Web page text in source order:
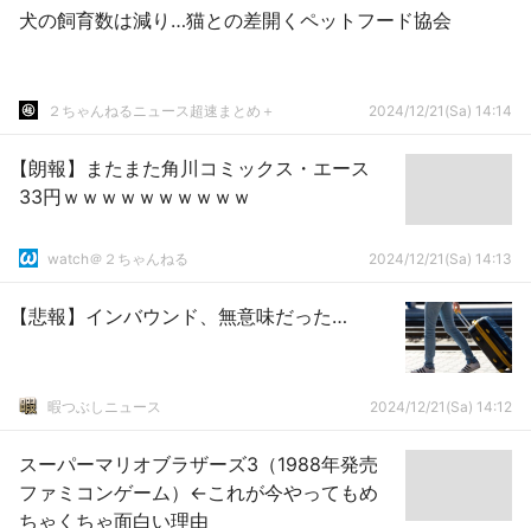
犬の飼育数は減り…猫との差開くペットフード協会
２ちゃんねるニュース超速まとめ＋ 2024/12/21(Sa) 14:14
【朗報】またまた角川コミックス・エース
33円ｗｗｗｗｗｗｗｗｗｗ
watch＠２ちゃんねる 2024/12/21(Sa) 14:13
【悲報】インバウンド、無意味だった…
暇つぶしニュース 2024/12/21(Sa) 14:12
スーパーマリオブラザーズ3（1988年発売
ファミコンゲーム）←これが今やってもめ
ちゃくちゃ面白い理由